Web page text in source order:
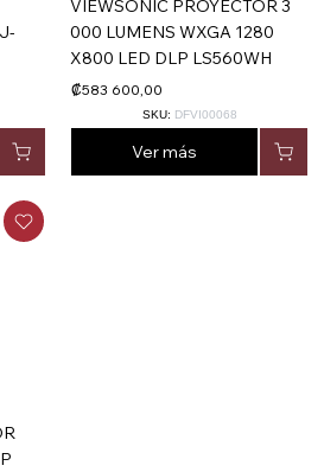
VIEWSONIC PROYECTOR 3
000 LUMENS WXGA 1280
X800 LED DLP LS560WH
₡583 600,00
Ver más
SKU: DFVI00068